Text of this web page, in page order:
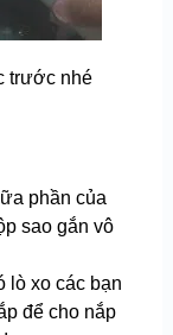
trước nhé
phần của
sao gắn vô
lò xo các bạn
để cho nắp